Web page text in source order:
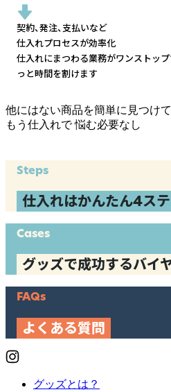
契約、発注、支払いなど
仕入れプロセスが効率化
仕入れにまつわる業務がワンストップ
っと時間を割けます
他にはない商品を簡単に見つけて
もう仕入れで悩む必要なし
Steps
仕入れはかんたん4ス
Cases
グッズで成功するバイ
FAQs
よくある質問
グッズとは？